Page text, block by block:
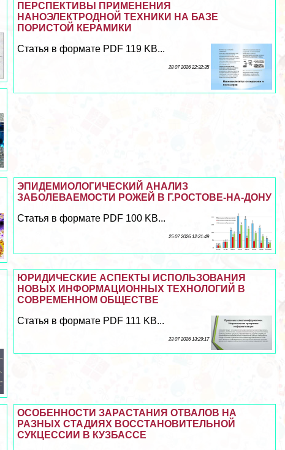
ПЕРСПЕКТИВЫ ПРИМЕНЕНИЯ
НАНОЭЛЕКТРОДНОЙ ТЕХНИКИ НА БАЗЕ
ПОРИСТОЙ КЕРАМИКИ
Статья в формате PDF 119 KB...
28 07 2026 22:32:35
ЭПИДЕМИОЛОГИЧЕСКИЙ АНАЛИЗ
ЗАБОЛЕВАЕМОСТИ РОЖЕЙ В Г.РОСТОВЕ-НА-ДОНУ
Статья в формате PDF 100 KB...
25 07 2026 12:21:49
ЮРИДИЧЕСКИЕ АСПЕКТЫ ИСПОЛЬЗОВАНИЯ
НОВЫХ ИНФОРМАЦИОННЫХ ТЕХНОЛОГИЙ В
СОВРЕМЕННОМ ОБЩЕСТВЕ
Статья в формате PDF 111 KB...
23 07 2026 13:29:17
ОСОБЕННОСТИ ЗАРАСТАНИЯ ОТВАЛОВ НА
РАЗНЫХ СТАДИЯХ ВОССТАНОВИТЕЛЬНОЙ
СУКЦЕССИИ В КУЗБАССЕ